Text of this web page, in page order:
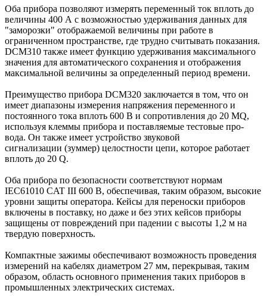
Оба прибора позволяют измерять переменный ток вплоть до
величины 400 А с возможностью удерживания данных для
"заморозки" отображаемой величины при работе в
ограниченном пространстве, где трудно считывать показания.
DCM310 также имеет функцию удерживания максимального
значения для автоматического сохранения и отображения
максимальной величины за определенный период времени.
Преимущество прибора DCM320 заключается в том, что он
имеет диапазоны измерения напряжения переменного и
постоянного тока вплоть 600 В и сопротивления до 20 MQ,
используя клеммы прибора и поставляемые тестовые про-
вода. Он также имеет устройство звуковой
сигнализации (зуммер) целостности цепи, которое работает
вплоть до 20 Q.
Оба прибора по безопасности соответствуют нормам
IEC61010 CAT III 600 В, обеспечивая, таким образом, высокие
уровни защиты оператора. Кейсы для переноски приборов
включены в поставку, но даже и без этих кейсов приборы
защищены от повреждений при падении с высоты 1,2 м на
твердую поверхность.
Компактные зажимы обеспечивают возможность проведения
измерений на кабелях диаметром 27 мм, перекрывая, таким
образом, область основного применения таких приборов в
промышленных электрических системах.